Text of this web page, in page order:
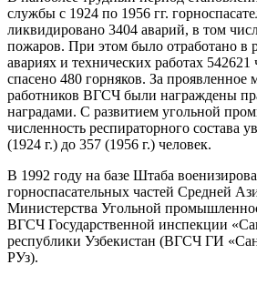
службы с 1924 по 1956 гг.
ликвидировано 3404 аварий, в том
пожаров. При этом было отработано в
авариях и техничес­ких работах 542621
спасено 480 горняков. За проявленное
работников ВГСЧ были награждены
наградами. С развитием угольной
численность респираторного состава
(1924 г.) до 357 (1956 г.) человек.
В 1992 году на базе Штаба
горноспасательных частей Средней
Министерства Угольной
ВГСЧ Государственной инспекции
республики Узбекистан (ВГСЧ ГИ
РУз).